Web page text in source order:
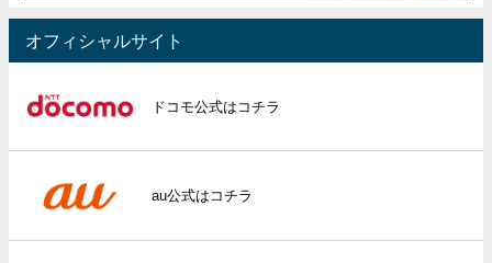
オフィシャルサイト
ドコモ公式はコチラ
au公式はコチラ